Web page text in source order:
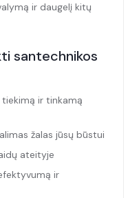
ir daugelį kitų
santechnikos
tiekimą ir tinkamą
žalas jūsų būstui
ateityje
ir